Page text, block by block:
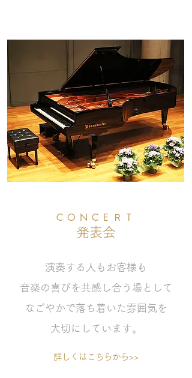
CONCEＲT
​発表会
演奏する人もお客様も
音楽の喜びを共感し合う場として
なごやかで落ち着いた雰囲気を
大切にしています。
詳しくはこちらから>>